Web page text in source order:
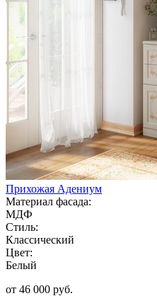
Прихожая Адениум
Материал фасада:
МДФ
Стиль:
Классический
Цвет:
Белый
от 46 000 руб.